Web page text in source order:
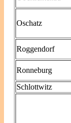
Oschatz
Roggendorf
Ronneburg
Schlottwitz